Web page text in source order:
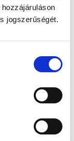
jogszerűségét.
Ha időben
állapot
pedig
orvosnak. Ez
könnyebbséget,